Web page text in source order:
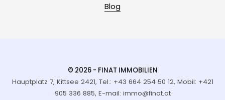
Blog
© 2026 - FINAT IMMOBILIEN
Hauptplatz 7, Kittsee 2421, Tel.: +43 664 254 50 12, Mobil: +421
905 336 885, E-mail: immo@finat.at